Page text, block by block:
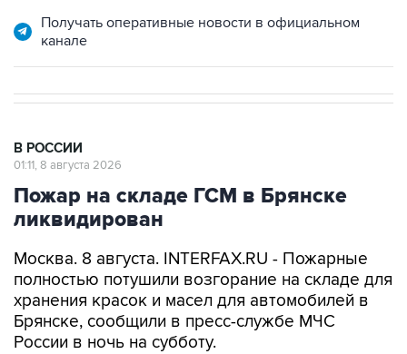
Получать оперативные новости в официальном
канале
В РОССИИ
01:11, 8 августа 2026
Пожар на складе ГСМ в Брянске
ликвидирован
Москва. 8 августа. INTERFAX.RU - Пожарные
полностью потушили возгорание на складе для
хранения красок и масел для автомобилей в
Брянске, сообщили в пресс-службе МЧС
России в ночь на субботу.